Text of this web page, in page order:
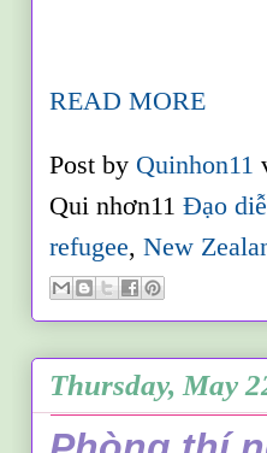
READ MORE
Post by Quinhon11
Qui nhơn11Đạo
refugee,New
Thursday, May